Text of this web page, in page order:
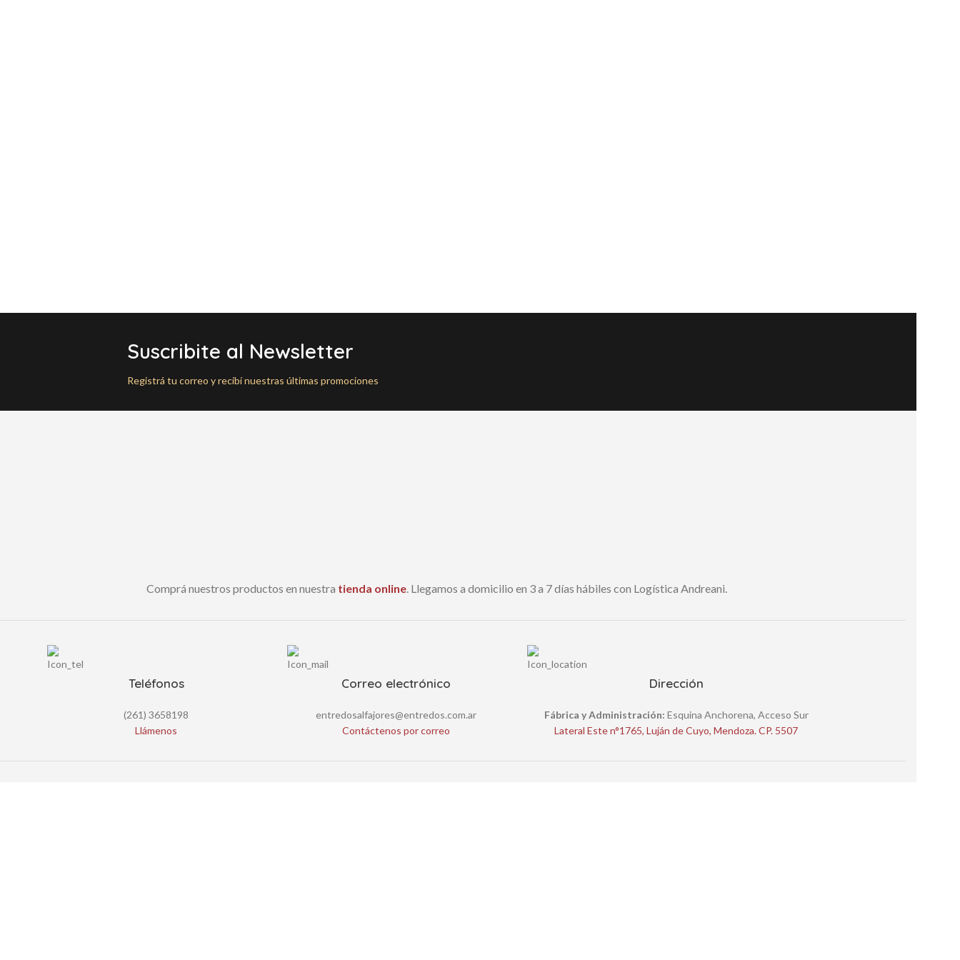
Suscribite al Newsletter
Registrá tu correo y recibí nuestras últimas promociones
Comprá nuestros productos en nuestra tienda online. Llegamos a domicilio en 3 a 7 días hábiles con Logística Andreani.
Teléfonos
(261) 3658198
Llámenos
Correo electrónico
entredosalfajores@entredos.com.ar
Contáctenos por correo
Dirección
Fábrica y Administración: Esquina Anchorena, Acceso Sur
Lateral Este n°1765, Luján de Cuyo, Mendoza. CP. 5507